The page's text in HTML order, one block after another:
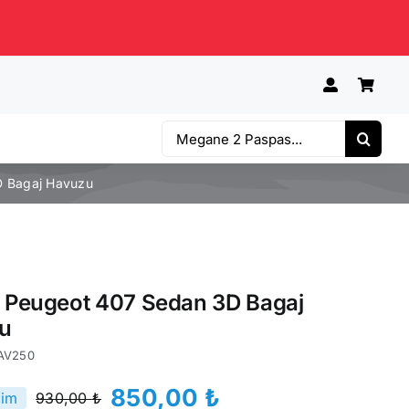
Ara:
Bagaj Havuzu
407 Sedan 3D Bagaj
930,00₺ 850,00 ₺